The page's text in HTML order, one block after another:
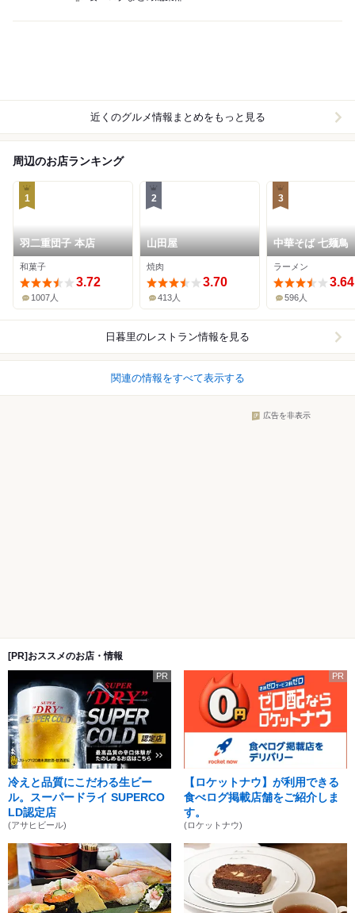
近くのグルメ情報まとめをもっと見る
周辺のお店ランキング
1
羽二重団子 本店
和菓子
3.72
1007人
2
山田屋
焼肉
3.70
413人
3
中華そば 七麺鳥
ラーメン
3.64
596人
日暮里のレストラン情報を見る
関連の情報をすべて表示する
広告を非表示
[PR]おススメのお店・情報
PR
冷えと品質にこだわる生ビー
ル。スーパードライ SUPERCO
LD認定店
(アサヒビール)
PR
【ロケットナウ】が利用できる
食べログ掲載店舗をご紹介しま
す。
(ロケットナウ)